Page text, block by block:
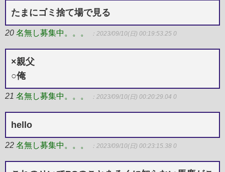
たまにゴミ捨て場で見る
20 名無し募集中。。。 ：2023/09/10(日) 00:19:53.25 0
×親父
○俺
21 名無し募集中。。。 ：2023/09/10(日) 00:20:29.04 0
hello
22 名無し募集中。。。 ：2023/09/10(日) 00:23:15.38 0